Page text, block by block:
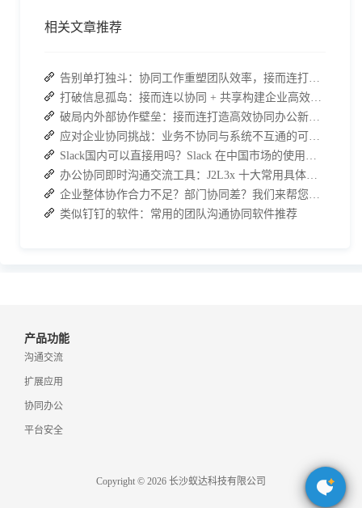
相关文章推荐
告别单打独斗：协同工作重塑团队效率，接而连打造数据合规协作空间
打破信息孤岛：接而连以协同 + 共享构建企业高效办公生态
破局内外部协作壁垒：接而连打造高效协同办公新范式
应对企业协同挑战：业务不协同与系统不互通的可行策略
Slack国内可以直接用吗？Slack 在中国市场的使用现状及替代方案探讨
办公协同即时沟通交流工具：J2L3x 十大常用具体功能介绍
企业整体协作合力不足？部门协同差？我们来帮您攻破！
类似钉钉的软件：常用的团队沟通协同软件推荐
产品功能
沟通交流
扩展应用
协同办公
平台安全
Copyright © 2026 长沙蚁达科技有限公司